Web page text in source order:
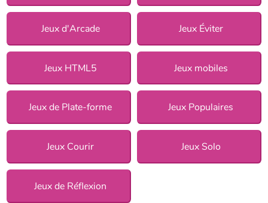
Jeux d'Arcade Jeux Éviter
Jeux HTML5 Jeux mobiles
Jeux de Plate-forme Jeux Populaires
Jeux Courir Jeux Solo
Jeux de Réflexion